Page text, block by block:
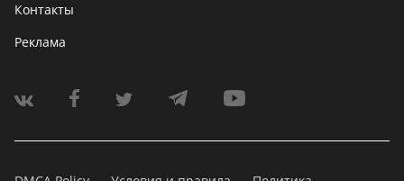
Контакты
Реклама